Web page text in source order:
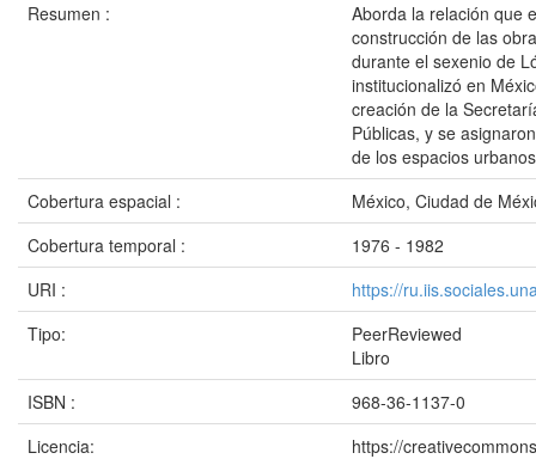
Resumen :
Aborda la relación que
construcción de las
durante el sexenio de
institucionalizó en
creación de la
Públicas, y se
de los espacios
Cobertura espacial :
México, Ciudad de
Cobertura temporal :
1976 - 1982
URI :
https://
Tipo:
PeerReviewed
Libro
ISBN :
968-36-1137-0
Licencia:
https://